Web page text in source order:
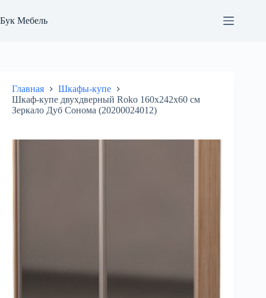
к
сути
Бук Мебель
Главная
Шкафы-купе
Шкаф-купе двухдверный Roko 160х242х60 см
Зеркало Дуб Сонома (20200024012)